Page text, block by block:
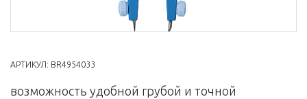
АРТИКУЛ: BR4954033
возможность удобной грубой и точной